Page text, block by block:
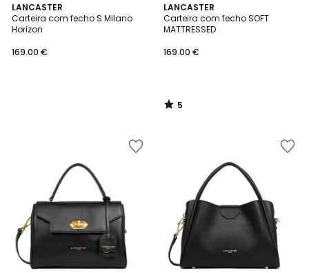
LANCASTER
Carteira com fecho S Milano
Horizon
169.00 €
LANCASTER
Carteira com fecho SOFT
MATTRESSED
169.00 €
5
/
5
5
/